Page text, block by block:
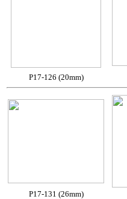
P17-126 (20mm)
P17-131 (26mm)